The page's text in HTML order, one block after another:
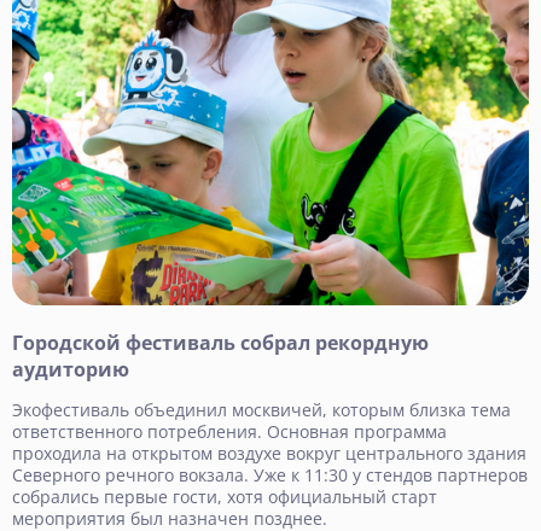
Городской фестиваль собрал рекордную
аудиторию
Экофестиваль объединил москвичей, которым близка тема
ответственного потребления. Основная программа
проходила на открытом воздухе вокруг центрального здания
Северного речного вокзала. Уже к 11:30 у стендов партнеров
собрались первые гости, хотя официальный старт
мероприятия был назначен позднее.